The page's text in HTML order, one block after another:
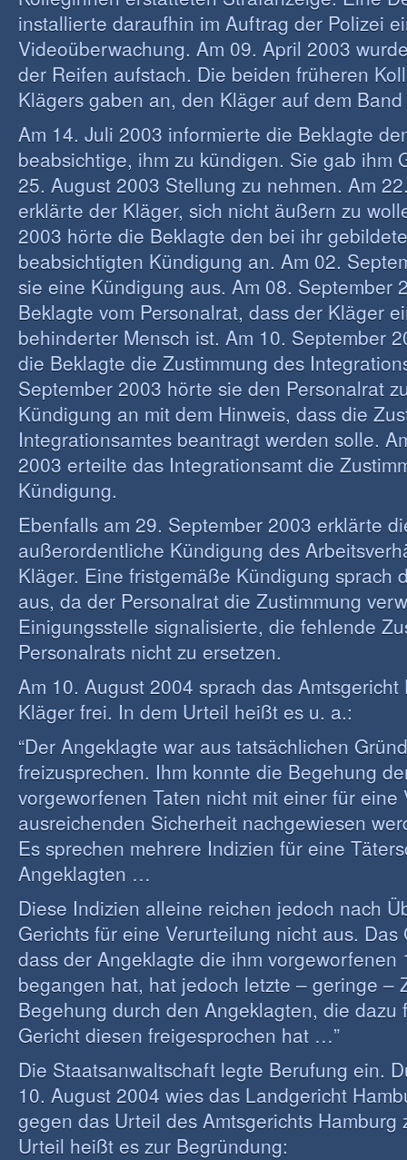
installierte daraufhin im Auftrag der Polizei
Videoüberwachung. Am 09. April 2003
der Reifen aufstach. Die beiden früheren
Klägers gaben an, den Kläger auf dem
Am 14. Juli 2003 informierte die Beklagte
beabsichtige, ihm zu kündigen. Sie gab ihm
25. August 2003 Stellung zu nehmen. Am
erklärte der Kläger, sich nicht äußern zu
2003 hörte die Beklagte den bei ihr
beabsichtigten Kündigung an. Am 02.
sie eine Kündigung aus. Am 08. September
Beklagte vom Personalrat, dass der Kläger
behinderter Mensch ist. Am 10. September
die Beklagte die Zustimmung des
September 2003 hörte sie den Personalrat
Kündigung an mit dem Hinweis, dass die
Integrationsamtes beantragt werden solle.
2003 erteilte das Integrationsamt die
Kündigung.
Ebenfalls am 29. September 2003 erklärte
außerordentliche Kündigung des
Kläger. Eine fristgemäße Kündigung sprach
aus, da der Personalrat die Zustimmung
Einigungsstelle signalisierte, die fehlende
Personalrats nicht zu ersetzen.
Am 10. August 2004 sprach das Amtsgericht
Kläger frei. In dem Urteil heißt es u. a.:
“Der Angeklagte war aus tatsächlichen
freizusprechen. Ihm konnte die Begehung
vorgeworfenen Taten nicht mit einer für eine
ausreichenden Sicherheit nachgewiesen
Es sprechen mehrere Indizien für eine
Angeklagten …
Diese Indizien alleine reichen jedoch nach
Gerichts für eine Verurteilung nicht aus. Das
dass der Angeklagte die ihm vorgeworfenen
begangen hat, hat jedoch letzte – geringe –
Begehung durch den Angeklagten, die dazu
Gericht diesen freigesprochen hat …”
Die Staatsanwaltschaft legte Berufung ein.
10. August 2004 wies das Landgericht
gegen das Urteil des Amtsgerichts Hamburg
Urteil heißt es zur Begründung: